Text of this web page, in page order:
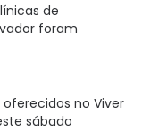
de
foram
no Viver
sábado